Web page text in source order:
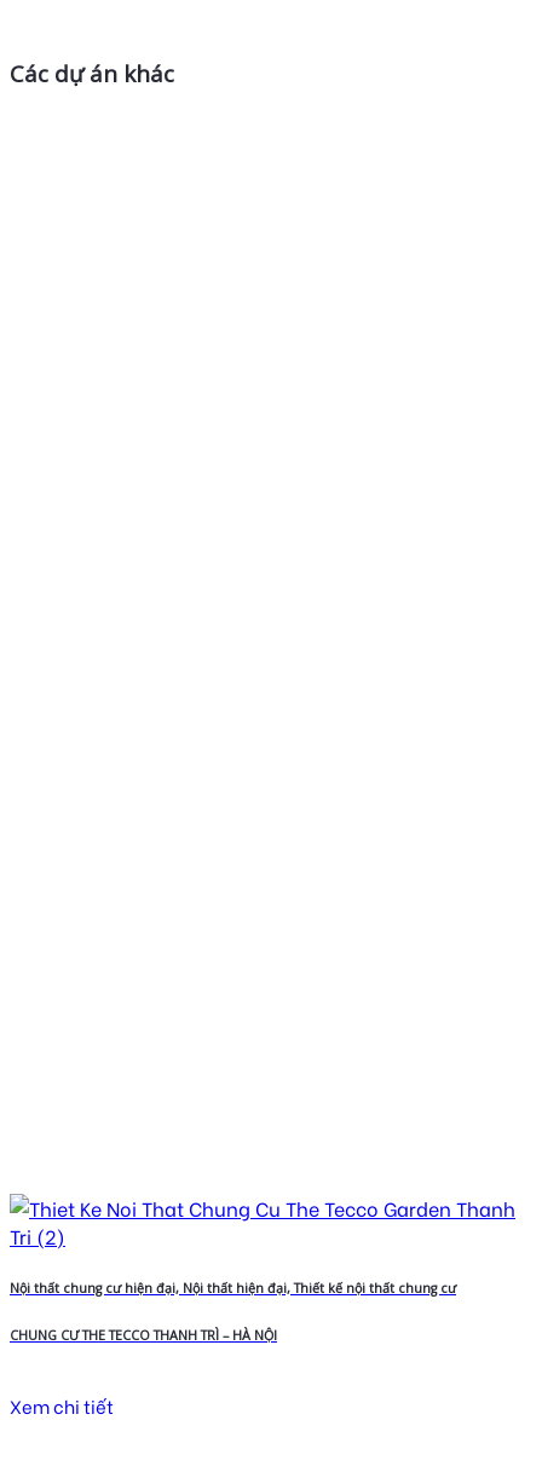
Các dự án khác
Nội thất chung cư hiện đại, Nội thất hiện đại, Thiết kế nội thất chung cư
CHUNG CƯ THE TECCO THANH TRÌ – HÀ NỘI
Xem chi tiết